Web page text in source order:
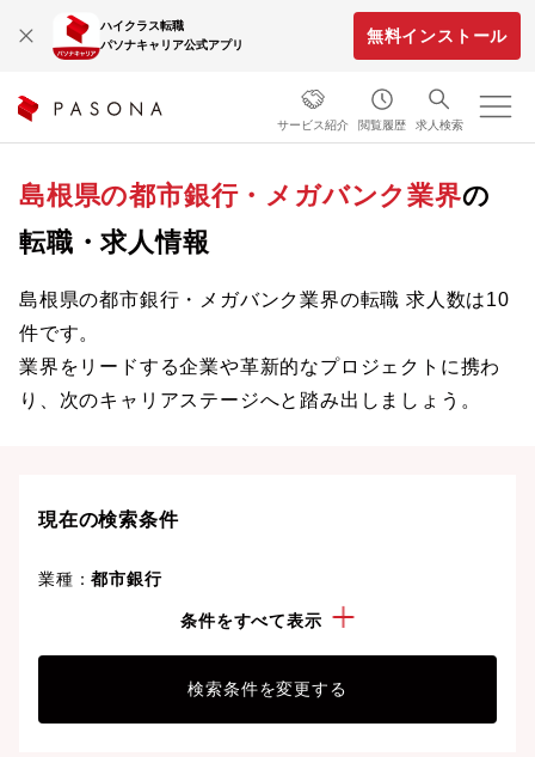
ハイクラス転職
パソナキャリア公式アプリ
無料インストール
サービス紹介 閲覧履歴 求人検索
島根県の都市銀行・メガバンク業界の
転職・求人情報
島根県の都市銀行・メガバンク業界の転職 求人数は10
件です。
業界をリードする企業や革新的なプロジェクトに携わ
り、次のキャリアステージへと踏み出しましょう。
現在の検索条件
業種：都市銀行
条件をすべて表示
検索条件を変更する